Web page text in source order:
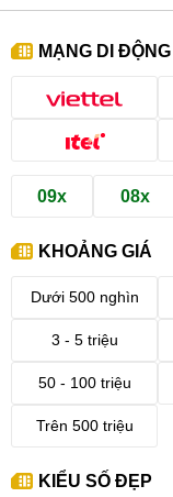
MẠNG DI ĐỘNG
09x 08x
KHOẢNG GIÁ
Dưới 500 nghìn
3 - 5 triệu
50 - 100 triệu
Trên 500 triệu
KIỂU SỐ ĐẸP